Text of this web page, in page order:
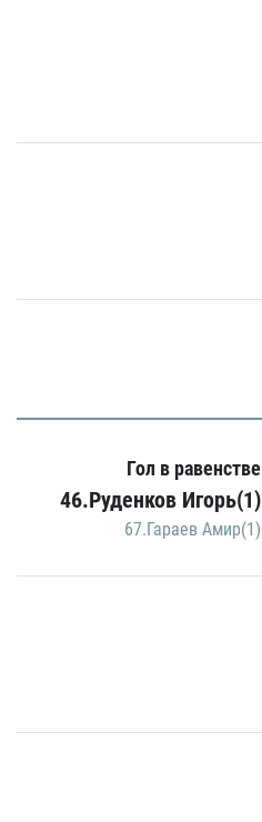
Гол в равенстве
46.Руденков Игорь(1)
67.Гараев Амир(1)